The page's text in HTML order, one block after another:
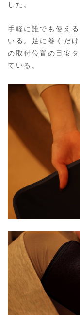
した。
手軽に誰でも使え
いる。足に巻くだ
の取付位置の目安
ている。